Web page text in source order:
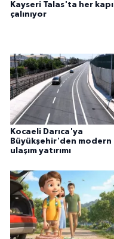
Kayseri Talas'ta her kapı
çalınıyor
Kocaeli Darıca'ya
Büyükşehir'den modern
ulaşım yatırımı